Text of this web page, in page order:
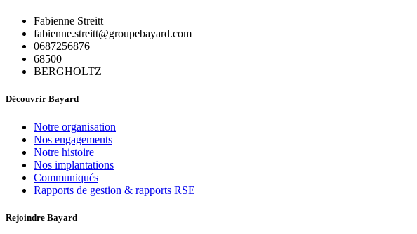
Fabienne Streitt
fabienne.streitt@groupebayard.com
0687256876
68500
BERGHOLTZ
Découvrir Bayard
Notre organisation
Nos engagements
Notre histoire
Nos implantations
Communiqués
Rapports de gestion & rapports RSE
Rejoindre Bayard